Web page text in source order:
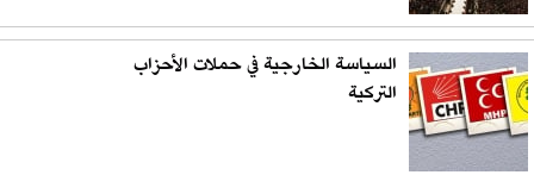
السياسة الخارجية في حملات الأحزاب
التركية